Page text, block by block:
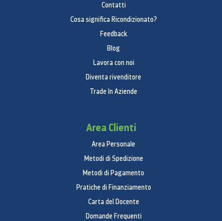
Contatti
Cosa significa Ricondizionato?
Feedback
Blog
Lavora con noi
Diventa rivenditore
Trade In Aziende
Area Clienti
Area Personale
Metodi di Spedizione
Metodi di Pagamento
Pratiche di Finanziamento
Carta del Docente
Domande Frequenti